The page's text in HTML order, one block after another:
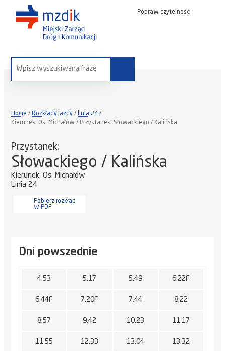
Popraw czytelność
wyszukaj na stronie:
Home Rozkłady jazdy
linia 24
Kierunek: Os. Michałów / Przystanek: Słowackiego / Kalińska
Przystanek:
Słowackiego / Kalińska
Kierunek: Os. Michałów
Linia 24
Pobierz rozkład
w PDF
Dni powszednie
4.53 5.17 5.49 6.22F
6.44F 7.20F 7.44 8.22
8.57 9.42 10.23 11.17
11.55 12.33 13.04 13.32